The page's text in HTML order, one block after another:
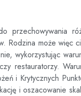
Rodzina może więc
wykorzystując
restauratorzy.
i Krytycznych
i oszacowanie